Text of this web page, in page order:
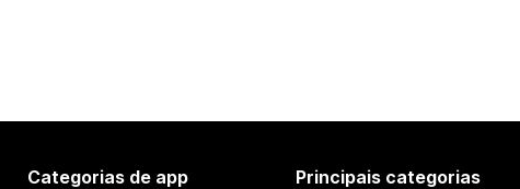
Categorias de app Principais categorias